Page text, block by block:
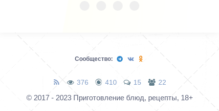
круге или в воке.
Классический рецепт
можно по желанию
дополнить курицей,
свининой, говядиной,
морепродуктами.
Сообщество:
376 410 15 22
© 2017 - 2023 Приготовление блюд, рецепты, 18+